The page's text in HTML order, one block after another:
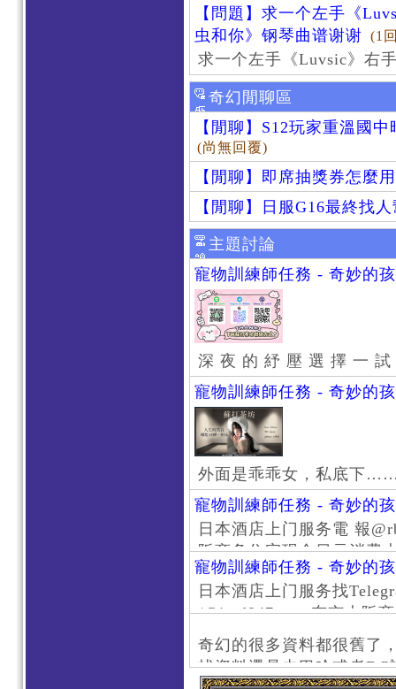
【問題】求一个左手《
虫和你》钢琴曲谱谢谢 (1
求一个左手《Luvsic》右
奇幻閒聊區
【閒聊】S12玩家重溫國
(尚無回覆)
【閒聊】即席抽獎券怎麼
【閒聊】日服G16最終找
主題討論
寵物訓練師任務 - 奇妙的
深 夜 的 紓 壓 選 擇 一
寵物訓練師任務 - 奇妙的
外面是乖乖女，私底下
寵物訓練師任務 - 奇妙的
日本酒店上门服务電 報
阪商务住宅现金日元消费
京风俗 #大阪风俗 #东京
上门服务新宿风俗 #梅田
#日本萝莉 #大阪萝莉 #日
寵物訓練師任務 - 奇妙的
日本酒店上门服务找
/@jptd847utpp 东京大阪
京旅游 #大阪旅游 #东京
东京上门服务 #大阪上门
心斋桥风俗 #日本女孩 #
奇幻的很多資料都很舊了
找資料還是去巴哈或者